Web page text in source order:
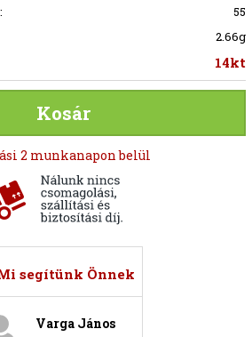
55
2.66g
14kt
Kosár
2 munkanapon belül
segítünk Önnek
Varga János